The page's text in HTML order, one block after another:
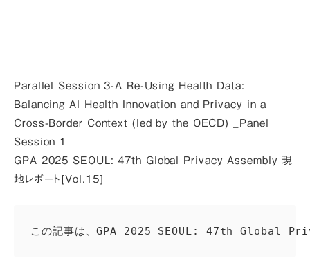
Parallel Session 3-A Re-Using Health Data:
Balancing AI Health Innovation and Privacy in a
Cross-Border Context (led by the OECD) _Panel
Session 1
GPA 2025 SEOUL: 47th Global Privacy Assembly 現
地レポート[Vol.15]
この記事は、GPA 2025 SEOUL: 47th Global Privacy